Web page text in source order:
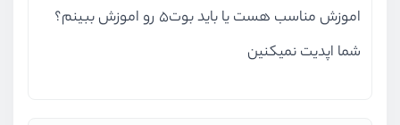
اموزش مناسب هست یا باید بوت5 رو اموزش ببینم؟
شما اپدیت نمیکنین